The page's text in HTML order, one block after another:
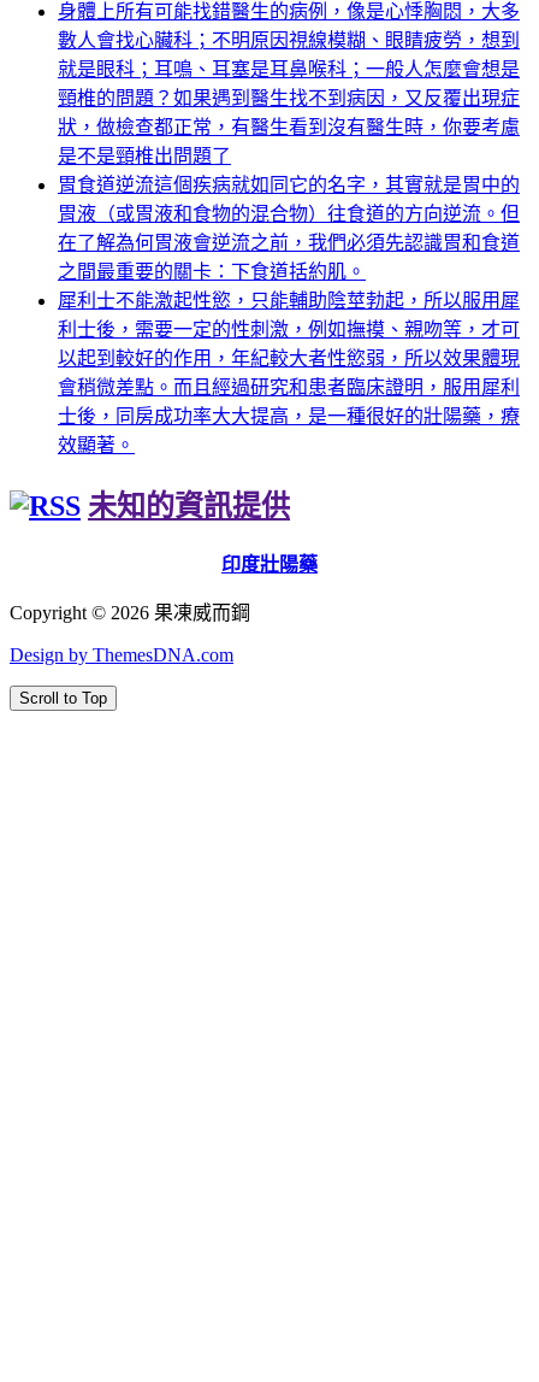
身體上所有可能找錯醫生的病例，像是心悸胸悶，大多
數人會找心臟科；不明原因視線模糊、眼睛疲勞，想到
就是眼科；耳鳴、耳塞是耳鼻喉科；一般人怎麼會想是
頸椎的問題？如果遇到醫生找不到病因，又反覆出現症
狀，做檢查都正常，有醫生看到沒有醫生時，你要考慮
是不是頸椎出問題了
胃食道逆流這個疾病就如同它的名字，其實就是胃中的
胃液（或胃液和食物的混合物）往食道的方向逆流。但
在了解為何胃液會逆流之前，我們必須先認識胃和食道
之間最重要的關卡：下食道括約肌。
犀利士不能激起性慾，只能輔助陰莖勃起，所以服用犀
利士後，需要一定的性刺激，例如撫摸、親吻等，才可
以起到較好的作用，年紀較大者性慾弱，所以效果體現
會稍微差點。而且經過研究和患者臨床證明，服用犀利
士後，同房成功率大大提高，是一種很好的壯陽藥，療
效顯著。
未知的資訊提供
印度壯陽藥
Copyright © 2026 果凍威而鋼
Design by ThemesDNA.com
Scroll to Top